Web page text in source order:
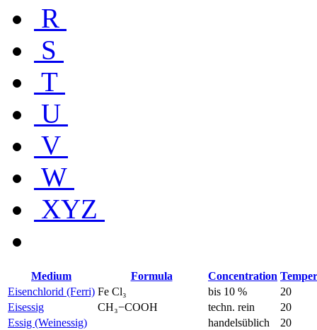
R
S
T
U
V
W
XYZ
Medium Formula Concentration
Eisenchlorid (Ferri) Fe Cl₃ bis 10 %
20
Eisessig
CH₃−COOH techn. rein
20
Essig (Weinessig)
handelsüblich
20